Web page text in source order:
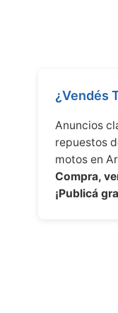
¿Vendés
Anuncios
repuestos
motos en
Compra,
¡Publicá